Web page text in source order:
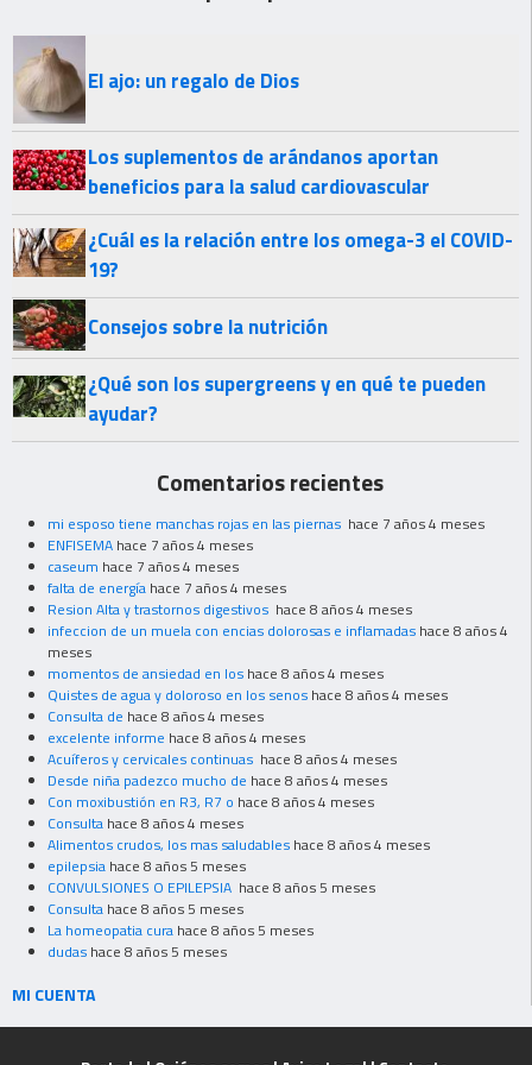
El ajo: un regalo de Dios
Los suplementos de arándanos aportan
beneficios para la salud cardiovascular
¿Cuál es la relación entre los omega-3 el COVID-
19?
Consejos sobre la nutrición
¿Qué son los supergreens y en qué te pueden
ayudar?
Comentarios recientes
mi esposo tiene manchas rojas en las piernas hace 7 años 4 meses
ENFISEMA hace 7 años 4 meses
caseum hace 7 años 4 meses
falta de energía hace 7 años 4 meses
Resion Alta y trastornos digestivos hace 8 años 4 meses
infeccion de un muela con encias dolorosas e inflamadas hace 8 años 4
meses
momentos de ansiedad en los hace 8 años 4 meses
Quistes de agua y doloroso en los senos hace 8 años 4 meses
Consulta de hace 8 años 4 meses
excelente informe hace 8 años 4 meses
Acuíferos y cervicales continuas hace 8 años 4 meses
Desde niña padezco mucho de hace 8 años 4 meses
Con moxibustión en R3, R7 o hace 8 años 4 meses
Consulta hace 8 años 4 meses
Alimentos crudos, los mas saludables hace 8 años 4 meses
epilepsia hace 8 años 5 meses
CONVULSIONES O EPILEPSIA hace 8 años 5 meses
Consulta hace 8 años 5 meses
La homeopatia cura hace 8 años 5 meses
dudas hace 8 años 5 meses
MI CUENTA